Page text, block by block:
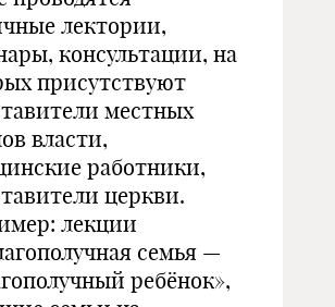
лектории,
консультации, на
присутствуют
местных
власти,
работники,
церкви.
лекции
семья —
ребёнок»,